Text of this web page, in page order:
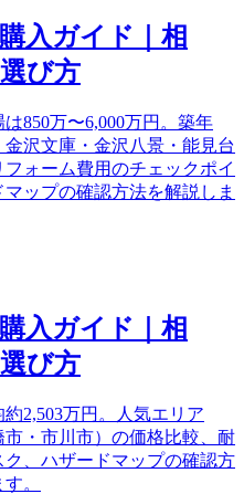
入ガイド｜相
び方
850万〜6,000万円。築年
沢文庫・金沢八景・能見台
ォーム費用のチェックポイ
ップの確認方法を解説しま
入ガイド｜相
び方
2,503万円。人気エリア
市・市川市）の価格比較、耐
、ハザードマップの確認方
。